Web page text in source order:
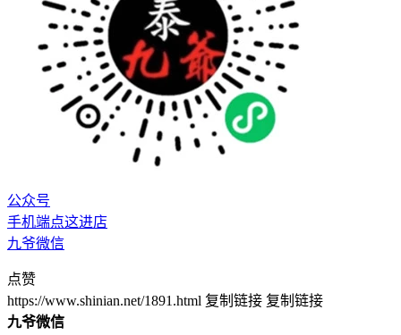
公众号
手机端点这进店
九爷微信
点赞
https://www.shinian.net/1891.html 复制链接 复制链接
九爷微信